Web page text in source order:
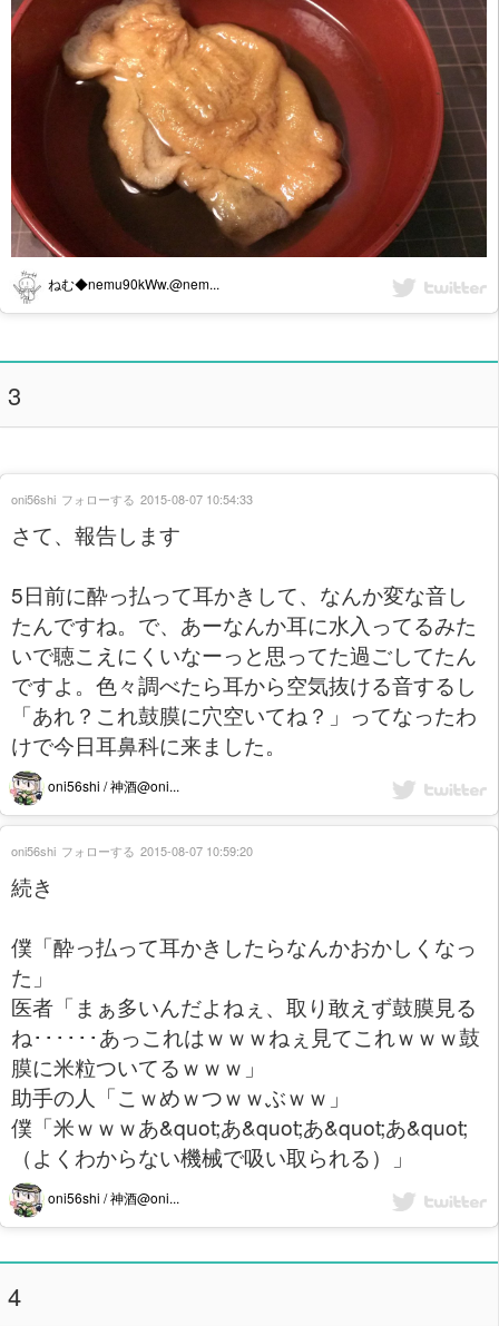
ねむ◆nemu90kWw.@nem...
3
さて、報告します
5日前に酔っ払って耳かきして、なんか変な音し
たんですね。で、あーなんか耳に水入ってるみた
いで聴こえにくいなーっと思ってた過ごしてたん
ですよ。色々調べたら耳から空気抜ける音するし
「あれ？これ鼓膜に穴空いてね？」ってなったわ
けで今日耳鼻科に来ました。
oni56shi / 神酒@oni...
oni56shi フォローする 2015-08-07 10:54:33
続き
僕「酔っ払って耳かきしたらなんかおかしくなっ
た」
医者「まぁ多いんだよねぇ、取り敢えず鼓膜見る
ね･･････あっこれはｗｗｗねぇ見てこれｗｗｗ鼓
膜に米粒ついてるｗｗｗ」
助手の人「こｗめｗつｗｗぶｗｗ」
僕「米ｗｗｗあ&quot;あ&quot;あ&quot;あ&quot;
（よくわからない機械で吸い取られる）」
oni56shi / 神酒@oni...
oni56shi フォローする 2015-08-07 10:59:20
4